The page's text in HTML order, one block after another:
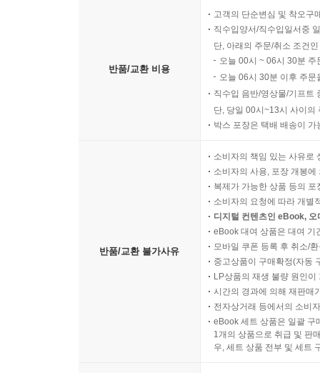
반품/교환 비용
고객의 단순변심 및 착오구
직수입양서/직수입일서중
단, 아래의 주문/취소 조건
오늘 00시 ~ 06시 30분
오늘 06시 30분 이후 주
직수입 음반/영상물/기프트
단, 당일 00시~13시 사이의
박스 포장은 택배 배송이
반품/교환 불가사유
소비자의 책임 있는 사유로
소비자의 사용, 포장 개봉
복제가 가능한 상품 등의
소비자의 요청에 따라 개별
디지털 컨텐츠인 eBook,
eBook 대여 상품은 대여 기
모바일 쿠폰 등록 후 취소/
중고상품이 구매확정(자동
LP상품의 재생 불량 원인
시간의 경과에 의해 재판매
전자상거래 등에서의 소비
eBook 세트 상품은 일괄 구
1개의 상품으로 취급 및 판
우, 세트 상품 전부 및 세트